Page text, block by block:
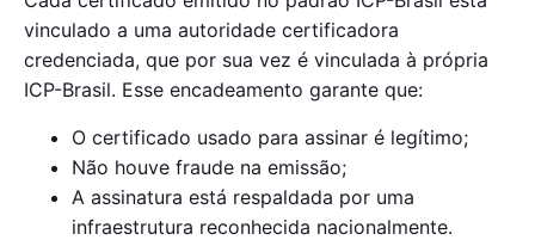
vinculado a uma autoridade certificadora
credenciada, que por sua vez é vinculada à própria
ICP-Brasil. Esse encadeamento garante que:
O certificado usado para assinar é legítimo;
Não houve fraude na emissão;
A assinatura está respaldada por uma
infraestrutura reconhecida nacionalmente.